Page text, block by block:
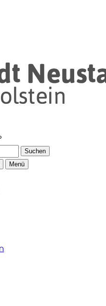
Suchen
Menü